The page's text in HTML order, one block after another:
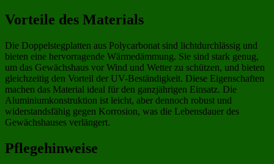
Vorteile des Materials
Die Doppelstegplatten aus Polycarbonat sind lichtdurchlässig und
bieten eine hervorragende Wärmedämmung. Sie sind stark genug,
um das Gewächshaus vor Wind und Wetter zu schützen, und bieten
gleichzeitig den Vorteil der UV-Beständigkeit. Diese Eigenschaften
machen das Material ideal für den ganzjährigen Einsatz. Die
Aluminiumkonstruktion ist leicht, aber dennoch robust und
widerstandsfähig gegen Korrosion, was die Lebensdauer des
Gewächshauses verlängert.
Pflegehinweise